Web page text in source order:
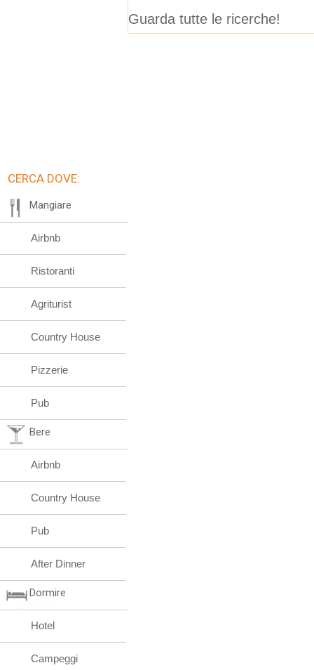
Guarda tutte le ricerche!
CERCA DOVE:
Mangiare
Airbnb
Ristoranti
Agriturist
Country House
Pizzerie
Pub
Bere
Airbnb
Country House
Pub
After Dinner
Dormire
Hotel
Campeggi